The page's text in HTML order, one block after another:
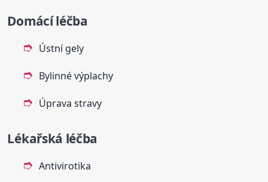
Domácí léčba
Ústní gely
Bylinné výplachy
Úprava stravy
Lékařská léčba
Antivirotika